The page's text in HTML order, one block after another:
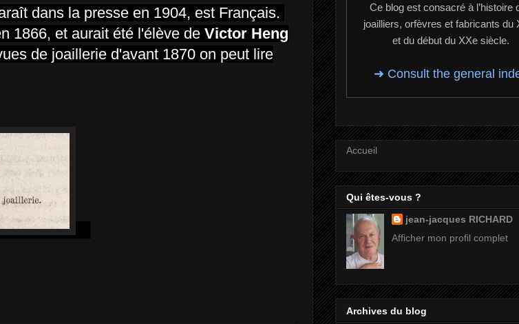
dans la presse en 1904, est Français.
1866, et aurait été l'élève de Victor Heng
de joaillerie d'avant 1870 on peut lire
Ce blog est consacré à l’histoire
joailliers, orfèvres et fabricants du
et du début du XXe siècle.
➜ Consult the general
Accueil
Qui êtes-vous ?
jean-jacques RICHARD
Afficher mon profil complet
Archives du blog